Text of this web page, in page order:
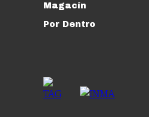
Magacín
Por Dentro